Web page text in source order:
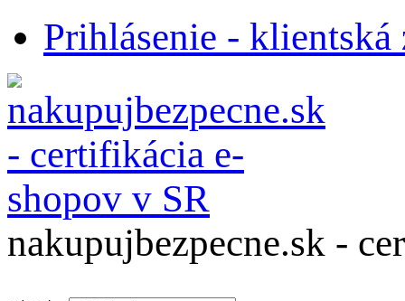
Prihlásenie - klientská
nakupujbezpecne.sk -